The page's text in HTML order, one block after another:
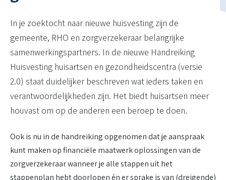
In je zoektocht naar nieuwe huisvesting zijn de
gemeente, RHO en zorgverzekeraar belangrijke
samenwerkingspartners. In de nieuwe Handreiking
Huisvesting huisartsen en gezondheidscentra (versie
2.0) staat duidelijker beschreven wat ieders taken en
verantwoordelijkheden zijn. Het biedt huisartsen meer
houvast om op de anderen een beroep te doen.
Ook is nu in de handreiking opgenomen dat je aanspraak
kunt maken op financiële maatwerk oplossingen van de
zorgverzekeraar wanneer je alle stappen uit het
stappenplan hebt doorlopen én er sprake is van (dreigende)